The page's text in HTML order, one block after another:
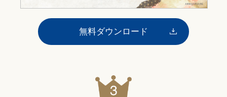
無料ダウンロード